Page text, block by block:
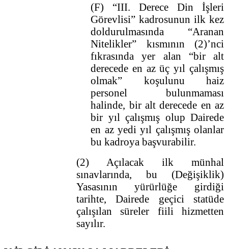
(F) “III. Derece Din İşleri
Görevlisi” kadrosunun ilk kez
doldurulmasında “Aranan
Nitelikler” kısmının (2)’nci
fıkrasında yer alan “bir alt
derecede en az üç yıl çalışmış
olmak” koşulunu haiz
personel bulunmaması
halinde, bir alt derecede en az
bir yıl çalışmış olup Dairede
en az yedi yıl çalışmış olanlar
bu kadroya başvurabilir.
(2) Açılacak ilk münhal
sınavlarında, bu (Değişiklik)
Yasasının yürürlüğe girdiği
tarihte, Dairede geçici statüde
çalışılan süreler fiili hizmetten
sayılır.